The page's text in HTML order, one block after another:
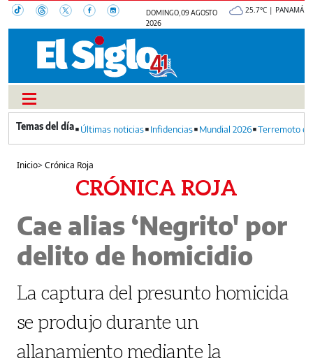
DOMINGO, 09 AGOSTO
2026
25.7°C | PANAMÁ
Últimas noticias Infidencias Mundial 2026 Terremoto
Inicio>Crónica Roja
CRÓNICA ROJA
Cae alias ‘Negrito' por
delito de homicidio
La captura del presunto homicida
se produjo durante un
allanamiento mediante la